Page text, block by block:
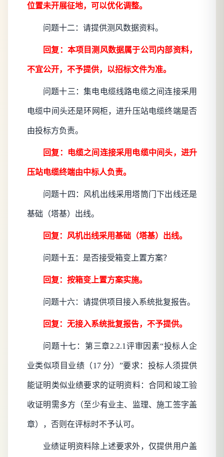
位置未开展征地，可以优化调整。
问题十二：请提供测风数据资料。
回复：本项目测风数据属于公司内部资料，
不宜公开，不予提供，以招标文件为准。
问题十三：集电电缆线路电缆之间连接采用
电缆中间头还是环网柜，进升压站电缆终端是否
由投标方负责。
回复：电缆之间连接采用电缆中间头，进升
压站电缆终端由中标人负责。
问题十四：风机出线采用塔筒门下出线还是
基础（塔基）出线。
回复：风机出线采用基础（塔基）出线。
问题十五：是否接受箱变上置方案？
回复：按箱变上置方案实施。
问题十六：请提供项目接入系统批复报告。
回复：无接入系统批复报告，不予提供。
问题十七： 第三章2.2.1评审因素“投标人企
业类似项目业绩（17 分）”要求：投标人须提供
能证明类似业绩要求的证明资料：合同和竣工验
收证明需多方（至少有业主、监理、施工签字盖
章），否则在评标时不予认可。
业绩证明资料除上述要求外，仅提供用户盖